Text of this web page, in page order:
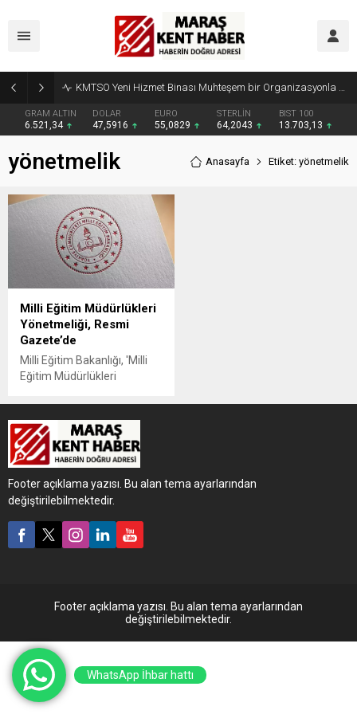
KMTSO Yeni Hizmet Binası Muhteşem bir Organizasyonla Açıldı
GRAM ALTIN
6.521,34
DOLAR
47,5916
EURO
55,0829
STERLİN
64,2043
BIST 100
13.703,13
yönetmelik Anasayfa Etiket: yönetmelik
Milli Eğitim Müdürlükleri
Yönetmeliği, Resmi
Gazete’de
Milli Eğitim Bakanlığı, 'Milli
Eğitim Müdürlükleri
Gazete'de yayımlanarak
yürürlüğe girdiğini açıkladı.
Footer açıklama yazısı. Bu alan tema ayarlarından
değiştirilebilmektedir.
Footer açıklama yazısı. Bu alan tema ayarlarından
değiştirilebilmektedir.
WhatsApp İhbar hattı